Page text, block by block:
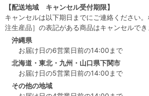
【配送地域 キャンセル受付期限】
キャンセルは以下期日までにご連絡ください
注生産品］の表記がある商品はキャンセルでき
沖縄県
お届け日の6営業日前の14:00まで
北海道・東北・九州・山口県下関市
お届け日の5営業日前の14:00まで
その他の地域